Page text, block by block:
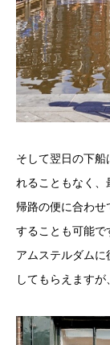
そして翌日の下
れることもなく、
帰路の便に合わ
することも可能で
アムステルダム
してもらえます